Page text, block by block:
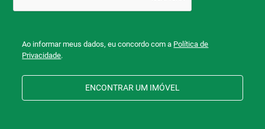
Ao informar meus dados, eu concordo com a Política de
Privacidade.
ENCONTRAR UM IMÓVEL